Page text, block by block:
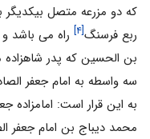
که دو مزرعه متصل بیکدیگر
ربع فرسنگ[۴]
راه مى باشد
بن الحسین که پدر شاهزاده
سه واسطه به امام جعفر
به این قرار است:
محمد دیباج بن امام جعفر